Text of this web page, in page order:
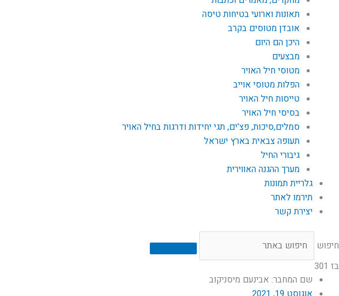
תאונות וארועי בטיחות טיסה
אובדן מטוסים בקרב
היכן הם היום
מבצעים
מטוסי חיל האויר
הפלות מטוסי אוייב
טייסות חיל האויר
בסיסי חיל האויר
סמלים,סיכות, פצ'ים, תגי יחידות ודרגות בחיל האויר
תעופה צבאית בארץ ישראל
גיבורי החיל
מערך ההגנה האווירית
גלריית תמונות
תירמו לאתר
יצירת קשר
חיפוש
בז 301
שם המחבר: אבינעם מיסניקוב
אוגוסט 19, 2021